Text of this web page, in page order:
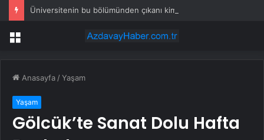
Menü
Anasayfa /Yaşam
Yaşam
Gölcük’te Sanat Dolu Hafta